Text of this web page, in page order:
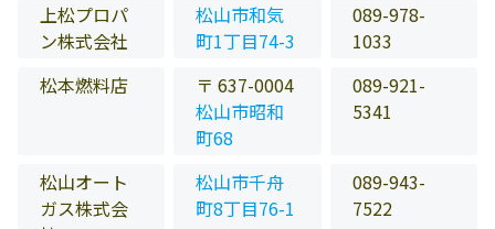
上松プロパ
ン株式会社
松山市和気
町1丁目74-3
089-978-
1033
松本燃料店
〒 637-0004
松山市昭和
町68
089-921-
5341
松山オート
ガス株式会
松山市千舟
町8丁目76-1
089-943-
7522